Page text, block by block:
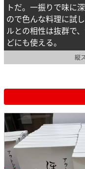
トだ。一振りで味に
ので色んな料理に試
ルとの相性は抜群で
どにも使える。
縦